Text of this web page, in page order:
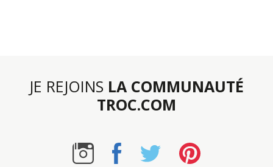
JE REJOINS LA COMMUNAUTÉ
TROC.COM